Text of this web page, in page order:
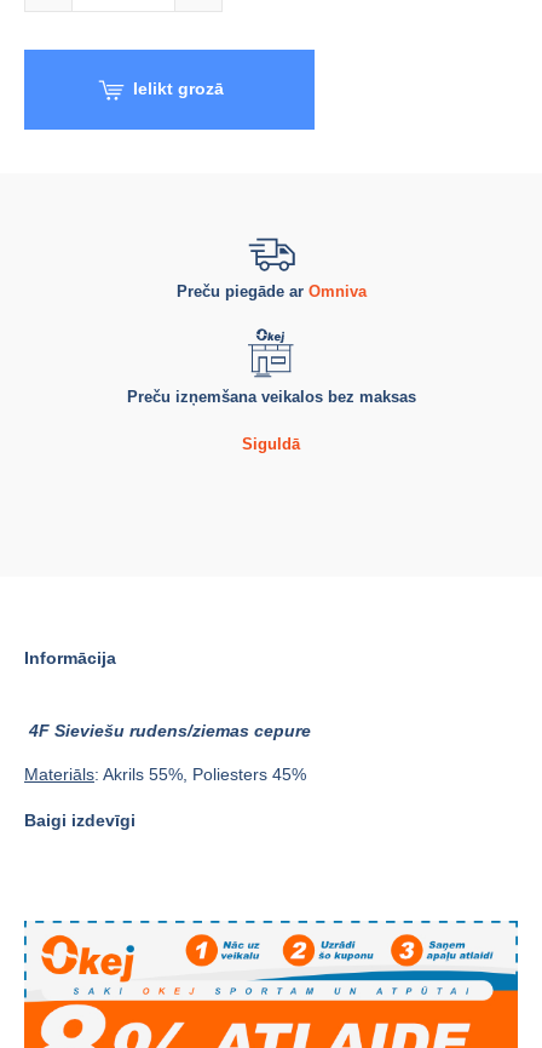
Ielikt grozā
Preču piegāde ar Omniva
Preču izņemšana veikalos bez maksas
Siguldā
Informācija
4F Sieviešu rudens/ziemas cepure
Materiāls: Akrils 55%, Poliesters 45%
Baigi izdevīgi